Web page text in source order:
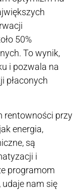
50%
To wynik,
i pozwala na
płaconych
rentowności przy
energia,
są
i
programom
nam się